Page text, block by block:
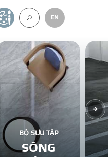
VỀ CHÚNG
GẠCH ỐP LÁT
BÊ TÔNG KHÍ
EN
TỰ THIẾT KẾ
BỘ SƯU TẬP
SÔNG